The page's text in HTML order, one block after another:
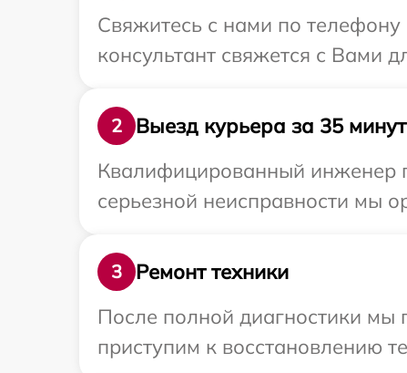
Свяжитесь с нами по телефону
консультант свяжется с Вами
2
Выезд курьера за 35 минут
Квалифицированный инженер
серьезной неисправности мы
3
Ремонт техники
После полной диагностики мы
приступим к восстановлению